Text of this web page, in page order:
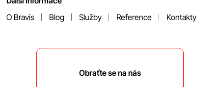
O Bravis
Blog Služby Reference Kontakty
Obraťte se na nás